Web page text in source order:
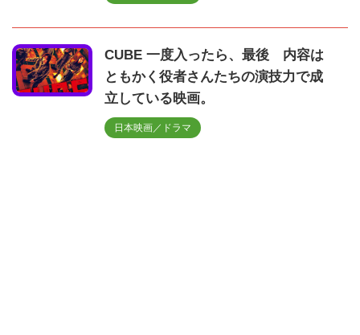
CUBE 一度入ったら、最後 内容は
ともかく役者さんたちの演技力で成
立している映画。
日本映画／ドラマ